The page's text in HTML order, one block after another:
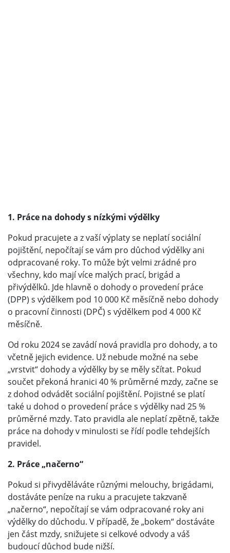
1. Práce na dohody s nízkými výdělky
Pokud pracujete a z vaší výplaty se neplatí sociální
pojištění, nepočítají se vám pro důchod výdělky ani
odpracované roky. To může být velmi zrádné pro
všechny, kdo mají více malých prací, brigád a
přivýdělků. Jde hlavně o dohody o provedení práce
(DPP) s výdělkem pod 10 000 Kč měsíčně nebo dohody
o pracovní činnosti (DPČ) s výdělkem pod 4 000 Kč
měsíčně.
Od roku 2024 se zavádí nová pravidla pro dohody, a to
včetně jejich evidence. Už nebude možné na sebe
„vrstvit“ dohody a výdělky by se měly sčítat. Pokud
součet překoná hranici 40 % průměrné mzdy, začne se
z dohod odvádět sociální pojištění. Pojistné se platí
také u dohod o provedení práce s výdělky nad 25 %
průměrné mzdy. Tato pravidla ale neplatí zpětně, takže
práce na dohody v minulosti se řídí podle tehdejších
pravidel.
2. Práce „načerno“
Pokud si přivyděláváte různými melouchy, brigádami,
dostáváte peníze na ruku a pracujete takzvaně
„načerno“, nepočítají se vám odpracované roky ani
výdělky do důchodu. V případě, že „bokem“ dostáváte
jen část mzdy, snižujete si celkové odvody a váš
budoucí důchod bude nižší.